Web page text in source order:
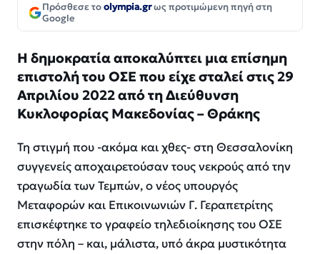
Πρόσθεσε τοolympia.grως προτιμώμενη πηγή στη
Google
Η δημοκρατία αποκαλύπτει μια επίσημη
επιστολή του ΟΣΕ που είχε σταλεί στις 29
Απριλίου 2022 από τη Διεύθυνση
Κυκλοφορίας Μακεδονίας – Θράκης
Τη στιγμή που -ακόμα και χθες- στη Θεσσαλονίκη
συγγενείς αποχαιρετούσαν τους νεκρούς από την
τραγωδία των Τεμπών, ο νέος υπουργός
Μεταφορών και Επικοινωνιών Γ. Γεραπετρίτης
επισκέφτηκε το γραφείο τηλεδιοίκησης του ΟΣΕ
στην πόλη – και, μάλιστα, υπό άκρα μυστικότητα